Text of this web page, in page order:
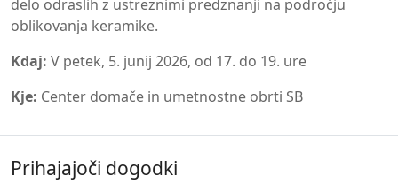
delo odraslih z ustreznimi predznanji na področju
oblikovanja keramike.
Kdaj: V petek, 5. junij 2026, od 17. do 19. ure
Kje: Center domače in umetnostne obrti SB
Prihajajoči dogodki